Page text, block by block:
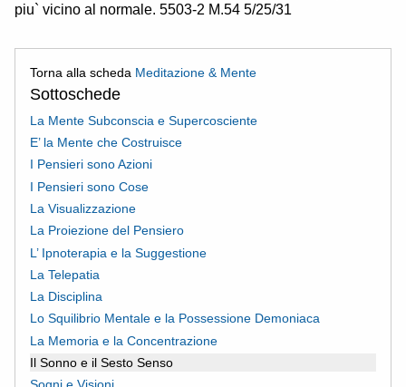
piu` vicino al normale. 5503-2 M.54 5/25/31
Torna alla scheda Meditazione & Mente
Sottoschede
La Mente Subconscia e Supercosciente
E’ la Mente che Costruisce
I Pensieri sono Azioni
I Pensieri sono Cose
La Visualizzazione
La Proiezione del Pensiero
L’ Ipnoterapia e la Suggestione
La Telepatia
La Disciplina
Lo Squilibrio Mentale e la Possessione Demoniaca
La Memoria e la Concentrazione
Il Sonno e il Sesto Senso